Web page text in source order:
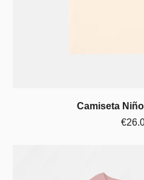
Camiseta